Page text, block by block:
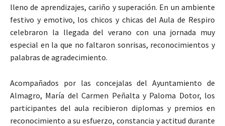
lleno de aprendizajes, cariño y superación. En un ambiente
festivo y emotivo, los chicos y chicas del Aula de Respiro
celebraron la llegada del verano con una jornada muy
especial en la que no faltaron sonrisas, reconocimientos y
palabras de agradecimiento.
Acompañados por las concejalas del Ayuntamiento de
Almagro, María del Carmen Peñalta y Paloma Dotor, los
participantes del aula recibieron diplomas y premios en
reconocimiento a su esfuerzo, constancia y actitud durante